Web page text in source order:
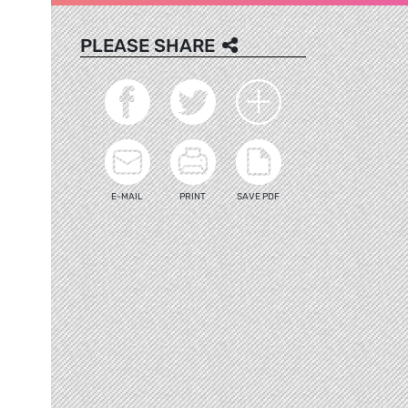
PLEASE SHARE
E-MAIL PRINT SAVE PDF